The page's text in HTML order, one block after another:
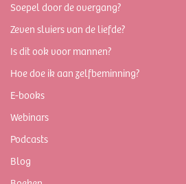
Soepel door de overgang?
Zeven sluiers van de liefde?
Is dit ook voor mannen?
Hoe doe ik aan zelfbeminning?
E-books
Webinars
Podcasts
Blog